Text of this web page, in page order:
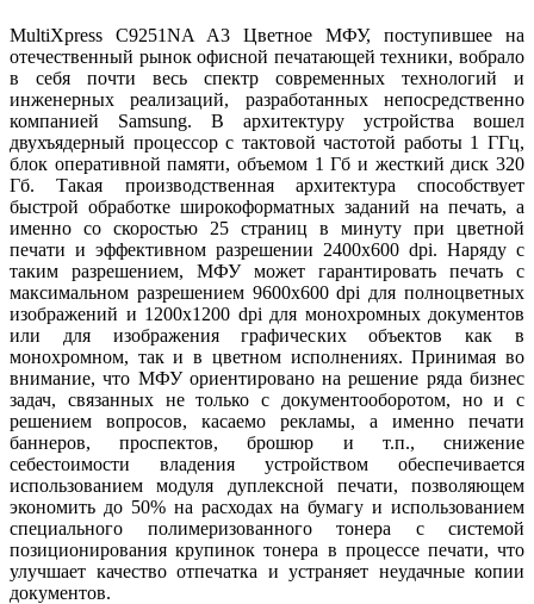
MultiXpress C9251NA A3 Цветное МФУ, поступившее на
отечественный рынок офисной печатающей техники, вобрало
в себя почти весь спектр современных технологий и
инженерных реализаций, разработанных непосредственно
компанией Samsung. В архитектуру устройства вошел
двухъядерный процессор с тактовой частотой работы 1 ГГц,
блок оперативной памяти, объемом 1 Гб и жесткий диск 320
Гб. Такая производственная архитектура способствует
быстрой обработке широкоформатных заданий на печать, а
именно со скоростью 25 страниц в минуту при цветной
печати и эффективном разрешении 2400х600 dpi. Наряду с
таким разрешением, МФУ может гарантировать печать с
максимальном разрешением 9600х600 dpi для полноцветных
изображений и 1200х1200 dpi для монохромных документов
или для изображения графических объектов как в
монохромном, так и в цветном исполнениях. Принимая во
внимание, что МФУ ориентировано на решение ряда бизнес
задач, связанных не только с документооборотом, но и с
решением вопросов, касаемо рекламы, а именно печати
баннеров, проспектов, брошюр и т.п., снижение
себестоимости владения устройством обеспечивается
использованием модуля дуплексной печати, позволяющем
экономить до 50% на расходах на бумагу и использованием
специального полимеризованного тонера с системой
позиционирования крупинок тонера в процессе печати, что
улучшает качество отпечатка и устраняет неудачные копии
документов.